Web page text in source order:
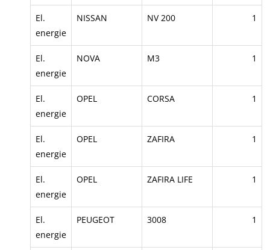
El.
energie
NISSAN NV 200 1
El.
energie
NOVA M3 1
El.
energie
OPEL CORSA 1
El.
energie
OPEL ZAFIRA 1
El.
energie
OPEL ZAFIRA LIFE 1
El.
energie
PEUGEOT 3008 1